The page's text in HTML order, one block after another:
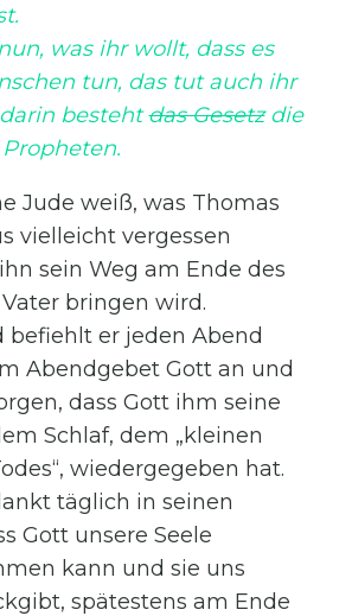
was ihr wollt, dass es
tun, das tut auch ihr
bestehtdas Gesetzdie
Jude weiß, was Thomas
vielleicht vergessen
sein Weg am Ende des
bringen wird.
befiehlt er jeden Abend
Abendgebet Gott an und
dass Gott ihm seine
Schlaf, dem „kleinen
wiedergegeben hat.
täglich in seinen
Gott unsere Seele
kann und sie uns
spätestens am Ende